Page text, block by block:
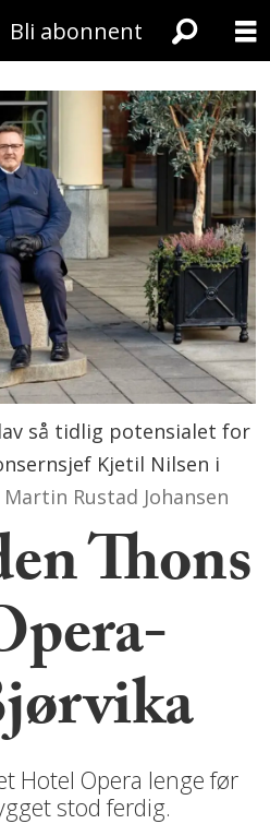
Bli abonnent
så tidlig potensialet for
Kjetil Nilsen i
Martin Rustad Johansen
Thons
Hotel Opera lenge før
stod ferdig.